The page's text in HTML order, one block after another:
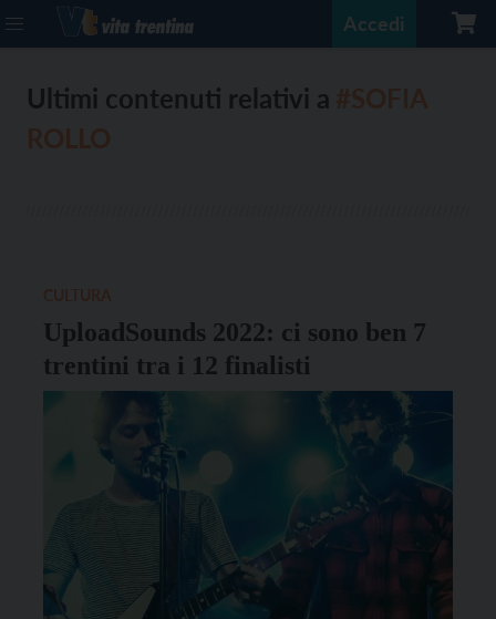
Accedi
Ultimi contenuti relativi a
UploadSounds 2022: ci sono ben 7
trentini tra i 12 finalisti